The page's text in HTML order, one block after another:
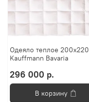
Одеяло теплое 200х220
Kauffmann Bavaria
296 000 р.
В корзину